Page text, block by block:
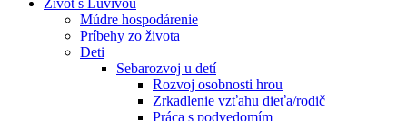
Múdre hospodárenie
Príbehy zo života
Deti
Sebarozvoj u detí
Rozvoj osobnosti hrou
Zrkadlenie vzťahu dieťa/rodič
Práca s podvedomím